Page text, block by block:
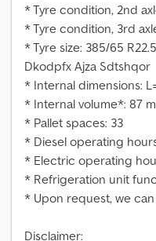
* Tyre condition, 2nd
* Tyre condition, 3rd
* Tyre size: 385/65 R22.5
Dkodpfx Ajza Sdtshqor
* Internal dimensions:
* Internal volume*: 87
* Pallet spaces: 33
* Diesel operating
* Electric operating
* Refrigeration unit
* Upon request, we
Disclaimer: